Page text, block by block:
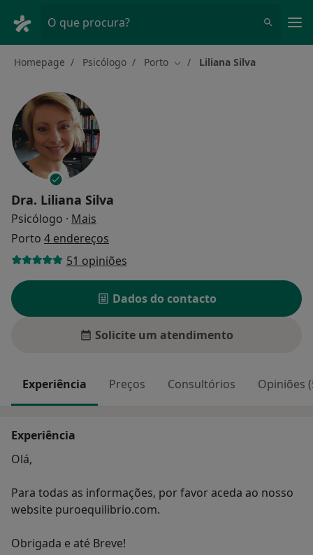
O que procura?
Homepage Psicólogo Porto Mudar de cidade
Liliana Silva
Dra. Liliana Silva
Psicólogo · Mais
Porto 4 endereços
51 opiniões
Dados do contacto
Solicite um atendimento
Experiência Preços Consultórios Opiniões
Experiência
Olá,
Para todas as informações, por favor aceda ao nosso
website puroequilibrio.com.
Obrigada e até Breve!